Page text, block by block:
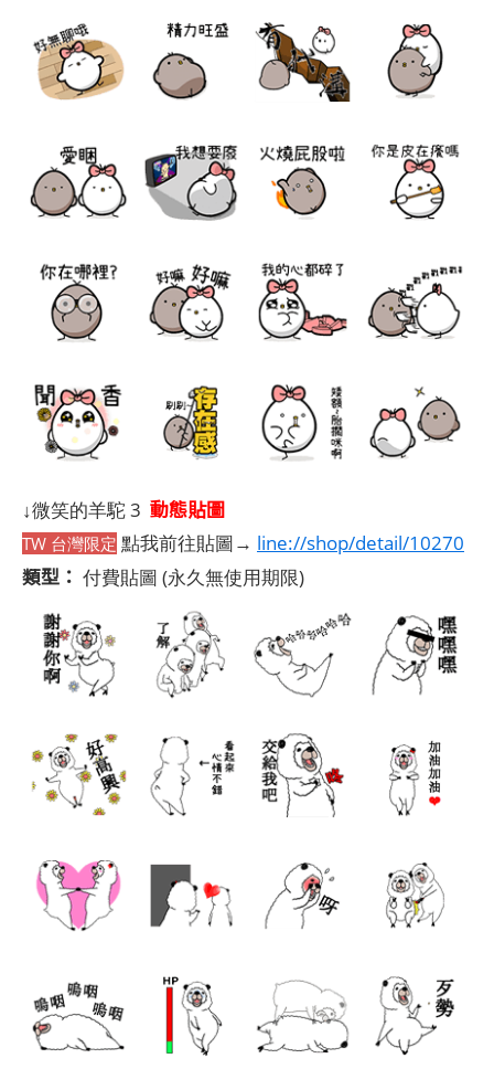
↓微笑的羊駝 3 動態貼圖
TW 台灣限定 點我前往貼圖→ line://shop/detail/10270
類型： 付費貼圖 (永久無使用期限)